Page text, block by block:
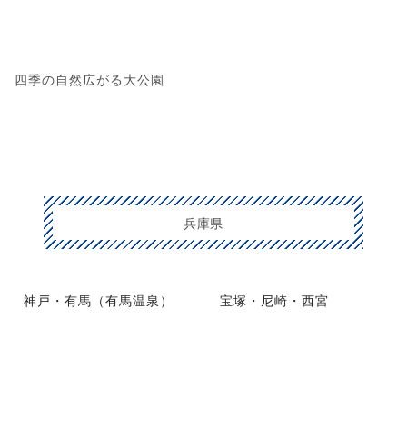
四季の自然広がる大公園
兵庫県
神戸・有馬（有馬温泉） 宝塚・尼崎・西宮